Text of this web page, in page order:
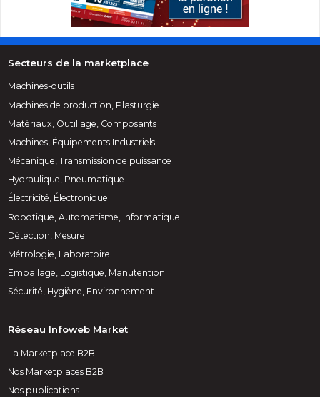
Secteurs de la marketplace
Machines-outils
Machines de production, Plasturgie
Matériaux, Outillage, Composants
Machines, Équipements Industriels
Mécanique, Transmission de puissance
Hydraulique, Pneumatique
Électricité, Électronique
Robotique, Automatisme, Informatique
Détection, Mesure
Métrologie, Laboratoire
Emballage, Logistique, Manutention
Sécurité, Hygiène, Environnement
Réseau Infoweb Market
La Marketplace B2B
Nos Marketplaces B2B
Nos publications